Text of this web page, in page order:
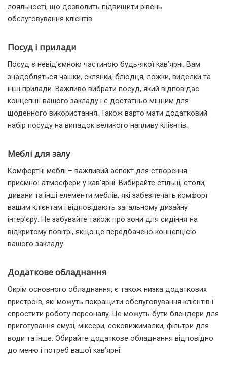
лояльності, що дозволить підвищити рівень
обслуговування клієнтів.
Посуд і прилади
Посуд є невід’ємною частиною будь-якої кав’ярні. Вам
знадобляться чашки, склянки, блюдця, ложки, виделки та
інші прилади. Важливо вибрати посуд, який відповідає
концепції вашого закладу і є достатньо міцним для
щоденного використання. Також варто мати додатковий
набір посуду на випадок великого напливу клієнтів.
Меблі для залу
Комфортні меблі – важливий аспект для створення
приємної атмосфери у кав’ярні. Вибирайте стільці, столи,
дивани та інші елементи меблів, які забезпечать комфорт
вашим клієнтам і відповідають загальному дизайну
інтер’єру. Не забувайте також про зони для сидіння на
відкритому повітрі, якщо це передбачено концепцією
вашого закладу.
Додаткове обладнання
Окрім основного обладнання, є також низка додаткових
пристроїв, які можуть покращити обслуговування клієнтів і
спростити роботу персоналу. Це можуть бути блендери для
приготування смузі, міксери, соковижималки, фільтри для
води та інше. Обирайте додаткове обладнання відповідно
до меню і потреб вашої кав’ярні.